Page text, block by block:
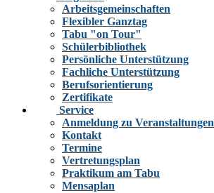
Arbeitsgemeinschaften
Flexibler Ganztag
Tabu "on Tour"
Schülerbibliothek
Persönliche Unterstützung
Fachliche Unterstützung
Berufsorientierung
Zertifikate
Service
Anmeldung zu Veranstaltungen
Kontakt
Termine
Vertretungsplan
Praktikum am Tabu
Mensaplan